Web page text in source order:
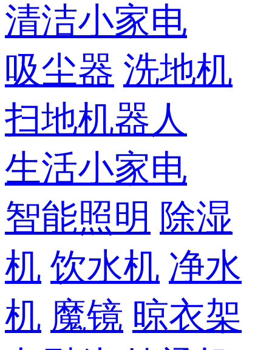
清洁小家电
吸尘器 洗地机
扫地机器人
生活小家电
智能照明 除湿
机 饮水机 净水
机 魔镜 晾衣架